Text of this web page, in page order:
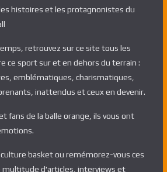
histoires et les protagnonistes du
retrouvez sur ce site tous les
ce sport sur et en dehors du terrain :
emblématiques, charismatiques,
inattendus et ceux en devenir.
fans de la balle orange, ils vous ont
basket ou remémorez-vous ces
multitude d'articles, interviews et